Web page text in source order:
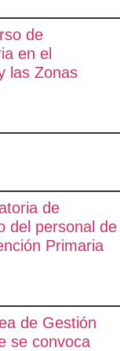
de
en el
las Zonas
de
del personal de
Primaria
de Gestión
se convoca